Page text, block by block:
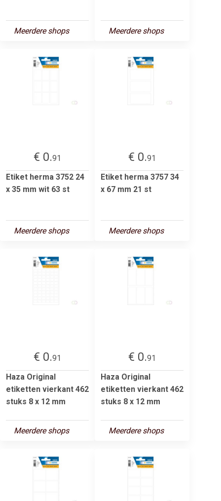
Meerdere shops Meerdere shops
€ 0.91
Etiket herma 3752 24
x 35 mm wit 63 st
Meerdere shops
€ 0.91
Etiket herma 3757 34
x 67 mm 21 st
Meerdere shops
€ 0.91
Haza Original
etiketten vierkant 462
stuks 8 x 12 mm
Meerdere shops
€ 0.91
Haza Original
etiketten vierkant 462
stuks 8 x 12 mm
Meerdere shops